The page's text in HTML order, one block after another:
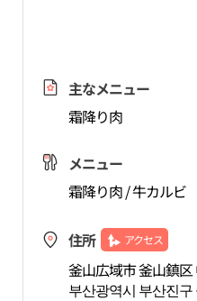
主なメニュー
霜降り肉
メニュー
霜降り肉 / 牛カルビ
住所 アクセス
釜山広域市 釜山鎮
부산광역시 부산진